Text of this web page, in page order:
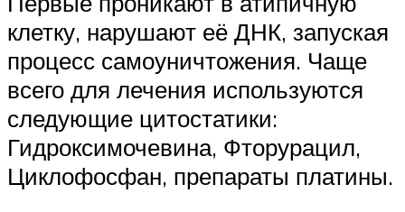
клетку, нарушают её ДНК, запуская
процесс самоуничтожения. Чаще
всего для лечения используются
следующие цитостатики:
Гидроксимочевина, Фторурацил,
Циклофосфан, препараты платины.